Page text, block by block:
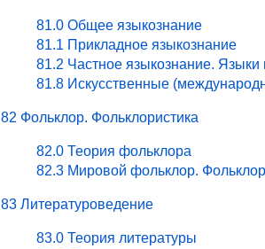
81.0 Общее языкознание
81.1 Прикладное языкознание
81.2 Частное языкознание. Языки
81.8 Искусственные
82 Фольклор. Фольклористика
82.0 Теория фольклора
82.3 Мировой фольклор.
83 Литературоведение
83.0 Теория литературы